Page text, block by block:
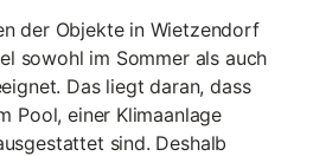
der Objekte in Wietzendorf
sowohl im Sommer als auch
Das liegt daran, dass
Pool, einer Klimaanlage
sind. Deshalb